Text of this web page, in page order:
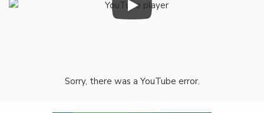
Sorry, there was a YouTube error.